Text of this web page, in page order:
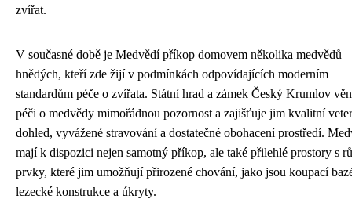
zvířat.
V současné době je Medvědí příkop domovem několika medvědů
hnědých, kteří zde žijí v podmínkách odpovídajících moderním
standardům péče o zvířata. Státní hrad a zámek Český Krumlov
péči o medvědy mimořádnou pozornost a zajišťuje jim kvalitní
dohled, vyvážené stravování a dostatečné obohacení prostředí.
mají k dispozici nejen samotný příkop, ale také přilehlé prostory s
prvky, které jim umožňují přirozené chování, jako jsou koupací
lezecké konstrukce a úkryty.